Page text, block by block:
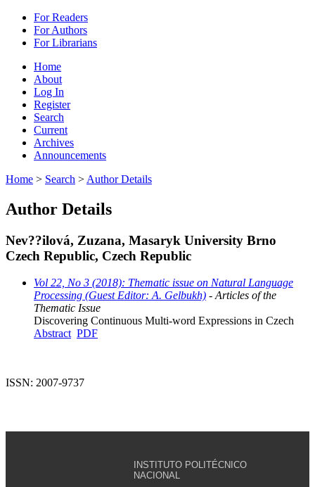
For Readers
For Authors
For Librarians
Home
About
Log In
Register
Search
Current
Archives
Announcements
Home > Search > Author Details
Author Details
Nev??ilová, Zuzana, Masaryk University Brno
Czech Republic, Czech Republic
Vol 22, No 3 (2018): Thematic issue on Natural Language
Processing (Guest Editor: A. Gelbukh) - Articles of the
Thematic Issue
Discovering Continuous Multi-word Expressions in Czech
Abstract PDF
ISSN: 2007-9737
INSTITUTO POLITÉCNICO
NACIONAL